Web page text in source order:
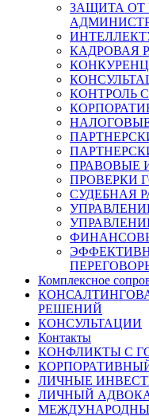
ЗАЩИТА ОТ
КАДРОВАЯ
КОНТРОЛЬ
ПРАВОВЫЕ
ПРОВЕРКИ
СУДЕБНАЯ
Комплексное
РЕШЕНИЙ
КОНСУЛЬТАЦИИ
Контакты
КОНФЛИКТЫ С
ЛИЧНЫЕ
ЛИЧНЫЙ